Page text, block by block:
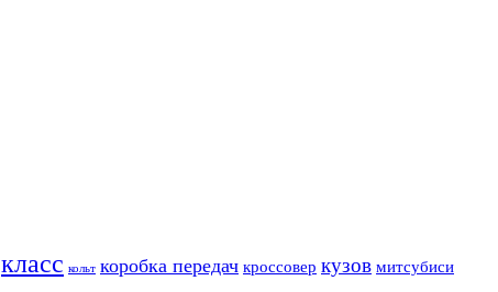
класс кольт коробка передач кроссовер кузов митсубиси